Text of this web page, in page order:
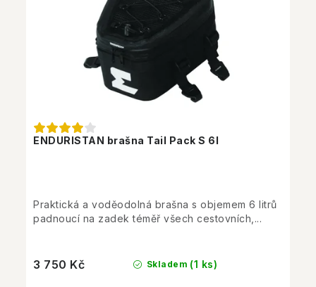
ENDURISTAN brašna Tail Pack S 6l
Skladem (1 ks)
3 750 Kč
Praktická a voděodolná brašna s objemem 6 litrů
padnoucí na zadek téměř všech cestovních,...